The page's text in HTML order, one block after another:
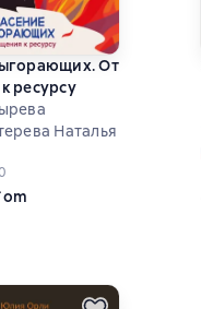
От
ресурсу
Наталья
рейтинг 0 на основе 0